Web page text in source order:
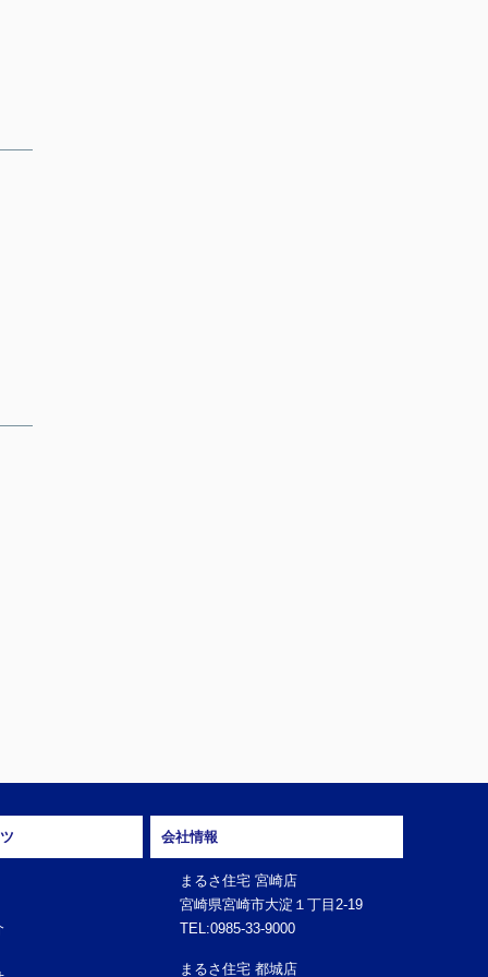
会社情報
まるさ住宅 宮崎店
宮崎県宮崎市大淀１丁目2-19
TEL:0985-33-9000
まるさ住宅 都城店